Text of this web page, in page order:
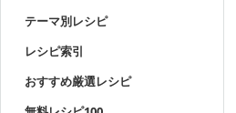
テーマ別レシピ
レシピ索引
おすすめ厳選レシピ